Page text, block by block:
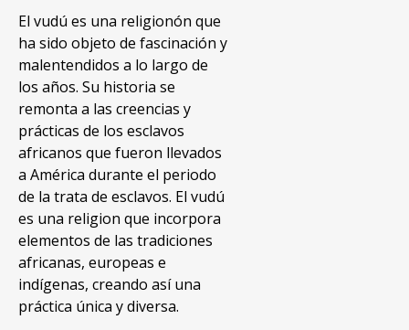
El vudú es una religionón que
ha sido objeto de fascinación y
malentendidos a lo largo de
los años. Su historia se
remonta a las creencias y
prácticas de los esclavos
africanos que fueron llevados
a América durante el periodo
de la trata de esclavos. El vudú
es una religion que incorpora
elementos de las tradiciones
africanas, europeas e
indígenas, creando así una
práctica única y diversa.